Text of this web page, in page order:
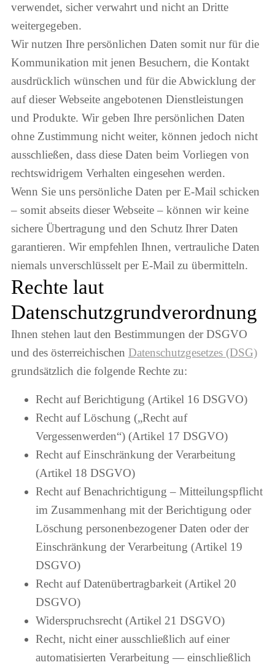
verwendet, sicher verwahrt und nicht an Dritte
weitergegeben.
Wir nutzen Ihre persönlichen Daten somit nur für die
Kommunikation mit jenen Besuchern, die Kontakt
ausdrücklich wünschen und für die Abwicklung der
auf dieser Webseite angebotenen Dienstleistungen
und Produkte. Wir geben Ihre persönlichen Daten
ohne Zustimmung nicht weiter, können jedoch nicht
ausschließen, dass diese Daten beim Vorliegen von
rechtswidrigem Verhalten eingesehen werden.
Wenn Sie uns persönliche Daten per E-Mail schicken
– somit abseits dieser Webseite – können wir keine
sichere Übertragung und den Schutz Ihrer Daten
garantieren. Wir empfehlen Ihnen, vertrauliche Daten
niemals unverschlüsselt per E-Mail zu übermitteln.
Rechte laut
Datenschutzgrundverordnung
Ihnen stehen laut den Bestimmungen der DSGVO
und des österreichischen Datenschutzgesetzes (DSG)
grundsätzlich die folgende Rechte zu:
Recht auf Berichtigung (Artikel 16 DSGVO)
Recht auf Löschung („Recht auf
Vergessenwerden“) (Artikel 17 DSGVO)
Recht auf Einschränkung der Verarbeitung
(Artikel 18 DSGVO)
Recht auf Benachrichtigung – Mitteilungspflicht
im Zusammenhang mit der Berichtigung oder
Löschung personenbezogener Daten oder der
Einschränkung der Verarbeitung (Artikel 19
DSGVO)
Recht auf Datenübertragbarkeit (Artikel 20
DSGVO)
Widerspruchsrecht (Artikel 21 DSGVO)
Recht, nicht einer ausschließlich auf einer
automatisierten Verarbeitung — einschließlich